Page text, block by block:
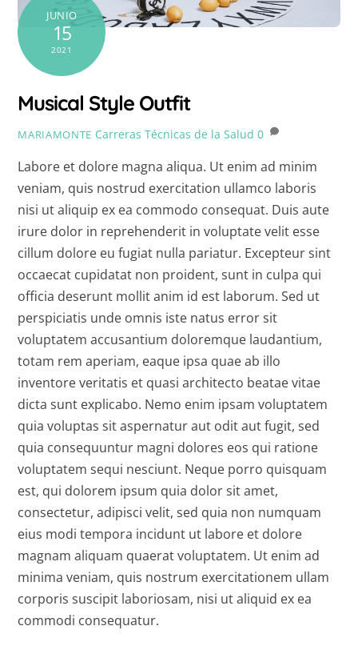
JUNIO
15
2021
Musical Style Outfit
MARIAMONTE Carreras Técnicas de la Salud 0
Labore et dolore magna aliqua. Ut enim ad minim
veniam, quis nostrud exercitation ullamco laboris
nisi ut aliquip ex ea commodo consequat. Duis aute
irure dolor in reprehenderit in voluptate velit esse
cillum dolore eu fugiat nulla pariatur. Excepteur sint
occaecat cupidatat non proident, sunt in culpa qui
officia deserunt mollit anim id est laborum. Sed ut
perspiciatis unde omnis iste natus error sit
voluptatem accusantium doloremque laudantium,
totam rem aperiam, eaque ipsa quae ab illo
inventore veritatis et quasi architecto beatae vitae
dicta sunt explicabo. Nemo enim ipsam voluptatem
quia voluptas sit aspernatur aut odit aut fugit, sed
quia consequuntur magni dolores eos qui ratione
voluptatem sequi nesciunt. Neque porro quisquam
est, qui dolorem ipsum quia dolor sit amet,
consectetur, adipisci velit, sed quia non numquam
eius modi tempora incidunt ut labore et dolore
magnam aliquam quaerat voluptatem. Ut enim ad
minima veniam, quis nostrum exercitationem ullam
corporis suscipit laboriosam, nisi ut aliquid ex ea
commodi consequatur.